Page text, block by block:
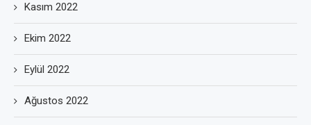
Kasım 2022
Ekim 2022
Eylül 2022
Ağustos 2022